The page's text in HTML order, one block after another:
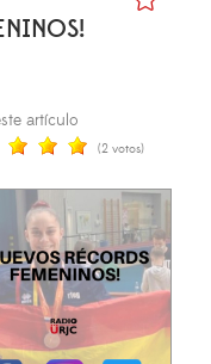
artículo
(2 votos)